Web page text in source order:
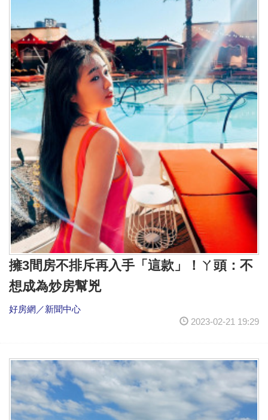
擁3間房不排斥再入手「這款」！ㄚ頭：不
想成為炒房幫兇
好房網／新聞中心
2023-02-21 19:29